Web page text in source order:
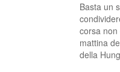
Basta un
corsa
mattina
della